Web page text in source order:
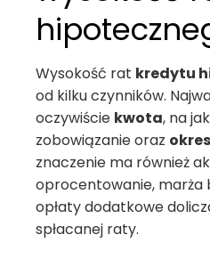
Wysokość rat kredytu
od kilku czynników.
oczywiście kwota, na
zobowiązanie oraz
znaczenie ma również
oprocentowanie, marża
opłaty dodatkowe
spłacanej raty.